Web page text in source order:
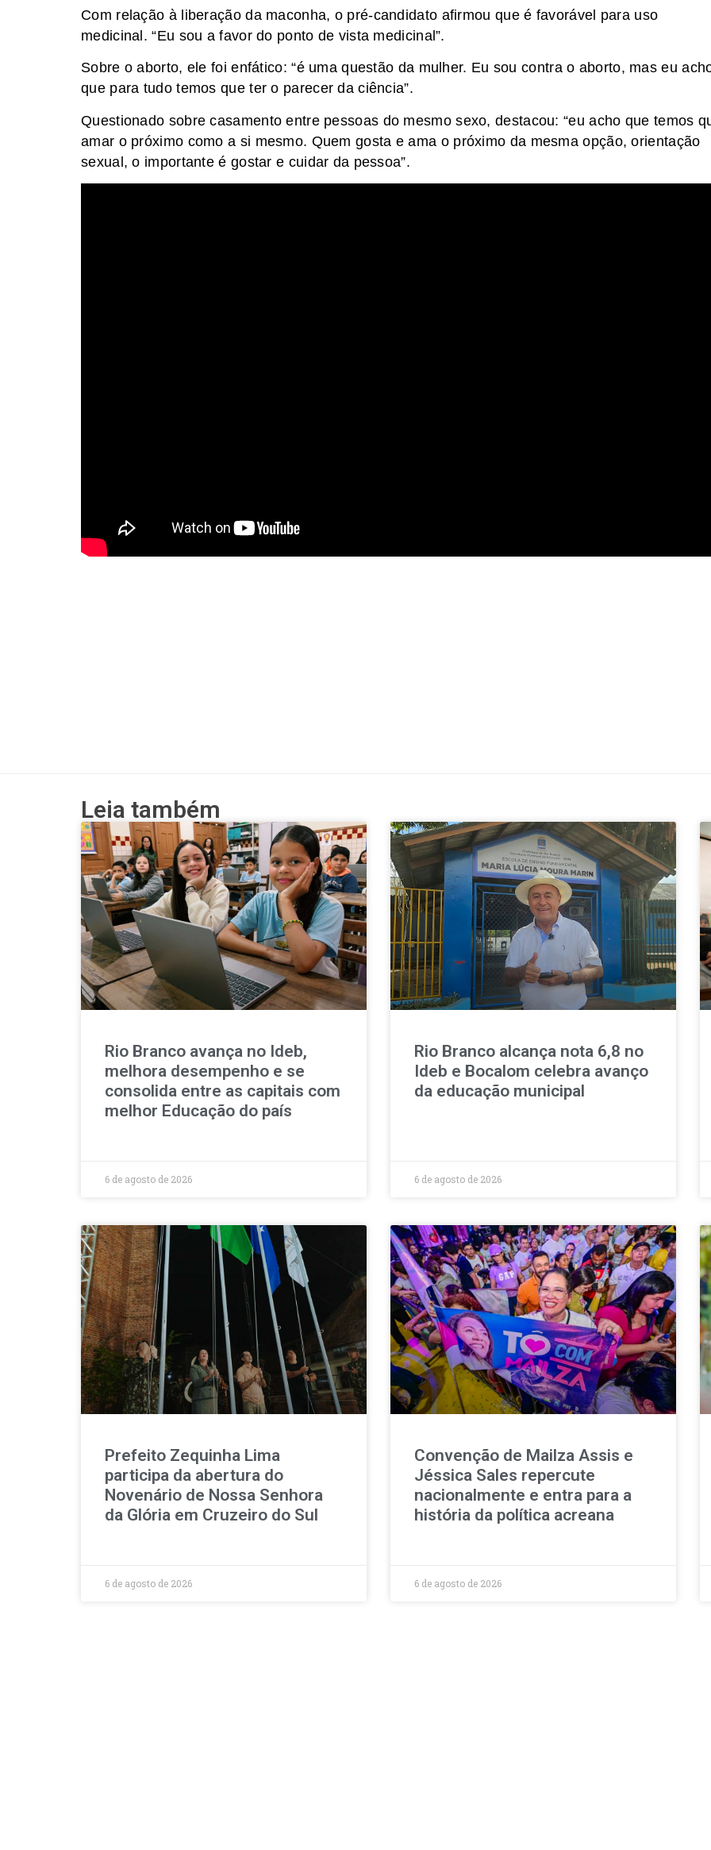
Com relação à liberação da maconha, o pré-candidato afirmou que é favorável para uso
medicinal. “Eu sou a favor do ponto de vista medicinal”.
Sobre o aborto, ele foi enfático: “é uma questão da mulher. Eu sou contra o aborto, mas eu
que para tudo temos que ter o parecer da ciência”.
Questionado sobre casamento entre pessoas do mesmo sexo, destacou: “eu acho que temos
amar o próximo como a si mesmo. Quem gosta e ama o próximo da mesma opção, orientação
sexual, o importante é gostar e cuidar da pessoa”.
Leia também
Rio Branco avança no Ideb,
melhora desempenho e se
consolida entre as capitais com
melhor Educação do país
6 de agosto de 2026
Rio Branco alcança nota 6,8 no
Ideb e Bocalom celebra avanço
da educação municipal
6 de agosto de 2026
Prefeito Zequinha Lima
participa da abertura do
Novenário de Nossa Senhora
da Glória em Cruzeiro do Sul
6 de agosto de 2026
Convenção de Mailza Assis e
Jéssica Sales repercute
nacionalmente e entra para a
história da política acreana
6 de agosto de 2026